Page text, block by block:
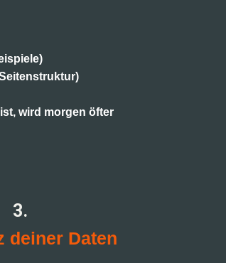
wird morgen öfter
3.
deiner Daten